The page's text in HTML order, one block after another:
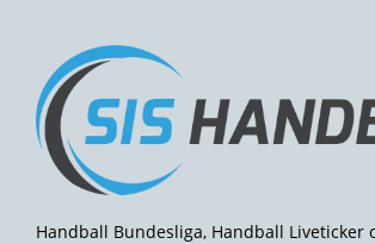
Handball Bundesliga, Handball Liveticker